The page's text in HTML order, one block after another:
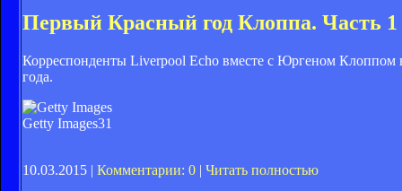
Первый Красный год Клоппа. Часть 1
Корреспонденты Liverpool Echo вместе с Юргеном Клоппом
года.
Getty Images31
10.03.2015 | Комментарии: 0 | Читать полностью